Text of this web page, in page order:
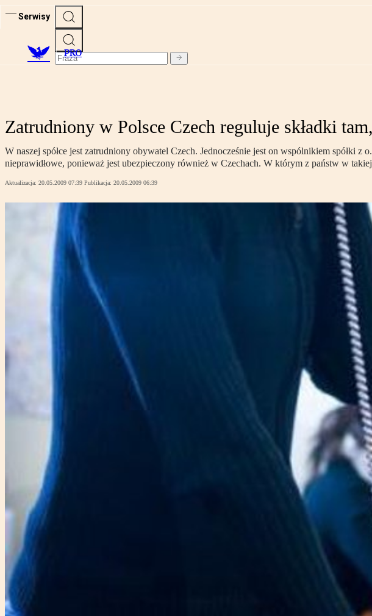
Serwisy
PRO
Zatrudniony w Polsce Czech reguluje składki
W naszej spółce jest zatrudniony obywatel Czech. Jednocześnie jest on wspólnikiem spółki
nieprawidłowe, ponieważ jest ubezpieczony również w Czechach. W którym z państw w
Aktualizacja: 20.05.2009 07:39 Publikacja: 20.05.2009 06:39